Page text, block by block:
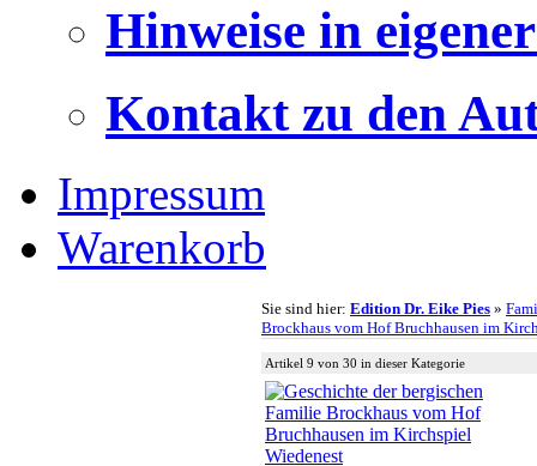
Hinweise in
Kontakt zu den
Impressum
Warenkorb
Sie sind hier: Edition Dr. Eike Pies »
Brockhaus vom Hof Bruchhausen im
Artikel 9 von 30 in dieser Kategorie